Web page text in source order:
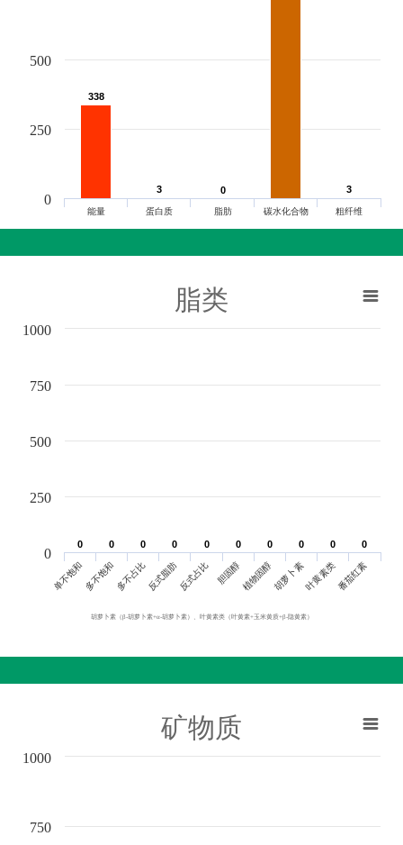
338
338
3
3 0
0 3
3
能量 蛋白质 脂肪 碳水化合物 粗纤维
0
250
500
脂类
胡萝卜素（β-胡萝卜素+α-胡萝卜素）、叶黄素类（叶黄素+玉米黄质+β-隐黄素）
0
0 0
0 0
0 0
0 0
0 0
0 0
0 0
0 0
0 0
0
单不饱和多不饱和多不占比反式脂肪反式占比 胆固醇植物固醇胡萝卜素叶黄素类番茄红素
0
250
500
750
1000
矿物质
750
1000